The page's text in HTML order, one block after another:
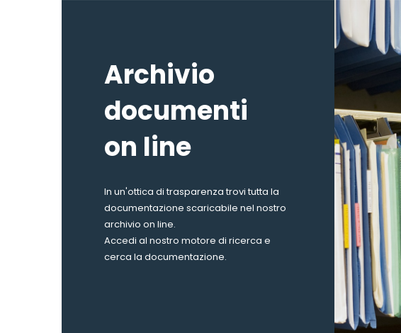
Archivio
documenti
on line
In un'ottica di trasparenza trovi tutta la
documentazione scaricabile nel nostro
archivio on line.
Accedi al nostro motore di ricerca e
cerca la documentazione.